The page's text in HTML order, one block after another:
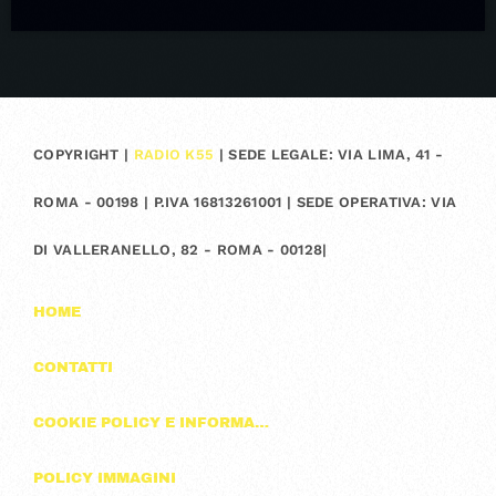
COPYRIGHT | RADIO K55 | SEDE LEGALE: VIA LIMA, 41 -
ROMA - 00198 | P.IVA 16813261001 | SEDE OPERATIVA: VIA
DI VALLERANELLO, 82 - ROMA - 00128|
HOME
CONTATTI
COOKIE POLICY E INFORMAZIONI SULLA PRIVACY
POLICY IMMAGINI